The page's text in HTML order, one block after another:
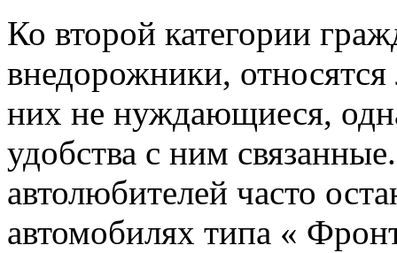
Ко второй категории
внедорожники,
них не нуждающиеся,
удобства с ним
автолюбителей часто
автомобилях типа «